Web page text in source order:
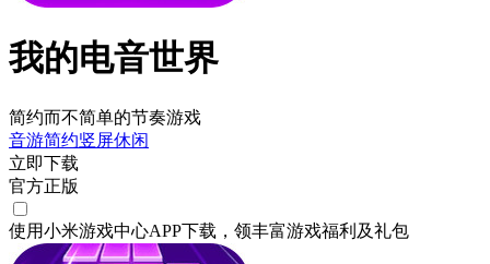
我的电音世界
简约而不简单的节奏游戏
音游简约竖屏休闲
立即下载
官方正版
使用小米游戏中心APP下载 ，领丰富游戏福利 及礼包